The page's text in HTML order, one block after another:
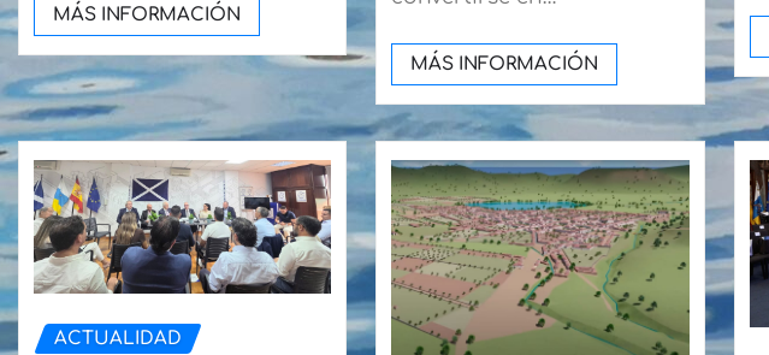
MÁS INFORMACIÓN
MÁS INFORMACIÓN
ACTUALIDAD